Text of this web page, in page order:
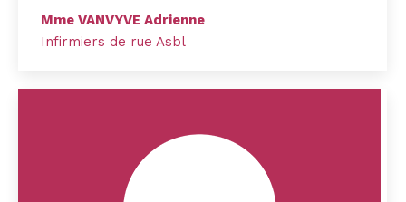
Mme VANVYVE Adrienne
Infirmiers de rue Asbl